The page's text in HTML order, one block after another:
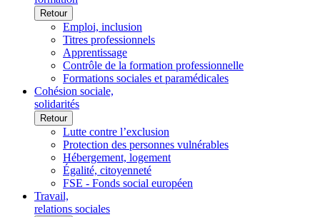
Retour
Emploi, inclusion
Titres professionnels
Apprentissage
Contrôle de la formation professionnelle
Formations sociales et paramédicales
Cohésion sociale,
solidarités
Retour
Lutte contre l’exclusion
Protection des personnes vulnérables
Hébergement, logement
Égalité, citoyenneté
FSE - Fonds social européen
Travail,
relations sociales